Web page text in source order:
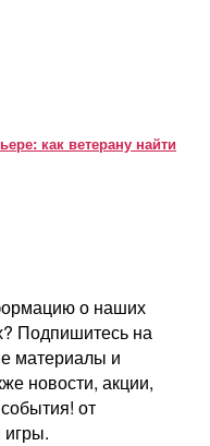
как ветерану найти
о наших
Подпишитесь на
материалы и
новости, акции,
от